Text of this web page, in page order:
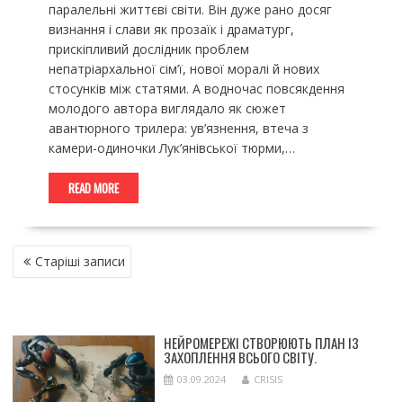
паралельні життєві світи. Він дуже рано досяг
визнання і слави як прозаїк і драматург,
прискіпливий дослідник проблем
непатріархальної сім’ї, нової моралі й нових
стосунків між статями. А водночас повсякдення
молодого автора виглядало як сюжет
авантюрного трилера: ув’язнення, втеча з
камери-одиночки Лук’янівської тюрми,…
READ MORE
НАВІГАЦІЯ
ЗА Старіші записи
НЕЙРОМЕРЕЖІ СТВОРЮЮТЬ ПЛАН ІЗ
ЗАХОПЛЕННЯ ВСЬОГО СВІТУ.
03.09.2024 CRISIS